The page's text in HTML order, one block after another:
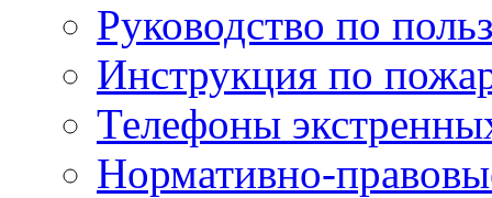
Руководство по
Инструкция по
Телефоны
Нормативно-